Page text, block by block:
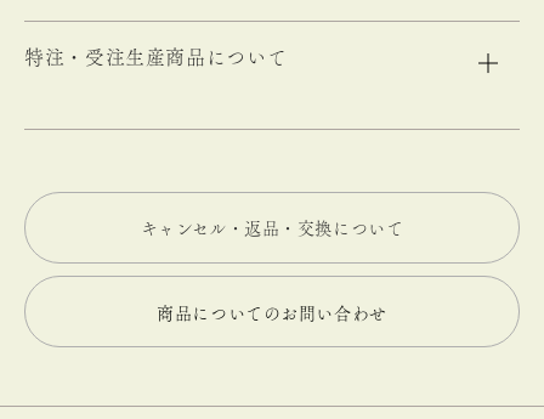
特注・受注生産商品について
キャンセル・返品・交換について
商品についてのお問い合わせ